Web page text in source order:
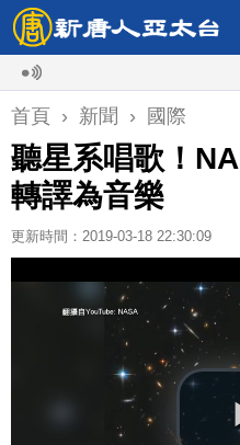
首頁 › 新聞 › 國際
聽星系唱歌！
轉譯為音樂
更新時間：2019-03-18 22:30:09